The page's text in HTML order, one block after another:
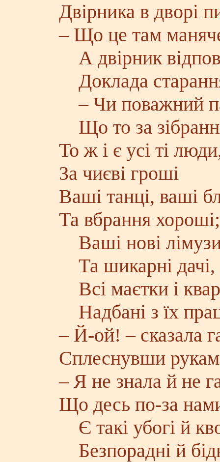
Двірника в дворі
– Що це там
А двірник
Доклада
– Чи поважний
Що то за
То ж і є усі ті
За чиєві гроші
Ваші танці, ваші
Та вбрання хороші;
Ваші нові
Та шикарні дачі,
Всі маєтки і
Надбані з їх
– Й-ой! – сказала
Сплеснувши
– Я не знала й не
Що десь по-за
Є такі убогі й
Безпорадні й